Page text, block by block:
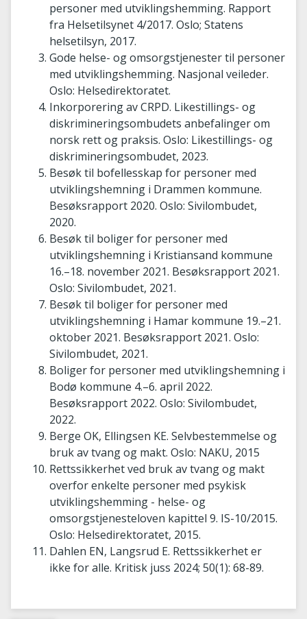
personer med utviklingshemming. Rapport
fra Helsetilsynet 4/2017. Oslo; Statens
helsetilsyn, 2017.
Gode helse- og omsorgstjenester til personer
med utviklingshemming. Nasjonal veileder.
Oslo: Helsedirektoratet.
Inkorporering av CRPD. Likestillings- og
diskrimineringsombudets anbefalinger om
norsk rett og praksis. Oslo: Likestillings- og
diskrimineringsombudet, 2023.
Besøk til bofellesskap for personer med
utviklingshemning i Drammen kommune.
Besøksrapport 2020. Oslo: Sivilombudet,
2020.
Besøk til boliger for personer med
utviklingshemning i Kristiansand kommune
16.–18. november 2021. Besøksrapport 2021.
Oslo: Sivilombudet, 2021.
Besøk til boliger for personer med
utviklingshemning i Hamar kommune 19.–21.
oktober 2021. Besøksrapport 2021. Oslo:
Sivilombudet, 2021.
Boliger for personer med utviklingshemning i
Bodø kommune 4.–6. april 2022.
Besøksrapport 2022. Oslo: Sivilombudet,
2022.
Berge OK, Ellingsen KE. Selvbestemmelse og
bruk av tvang og makt. Oslo: NAKU, 2015
Rettssikkerhet ved bruk av tvang og makt
overfor enkelte personer med psykisk
utviklingshemming - helse- og
omsorgstjenesteloven kapittel 9. IS-10/2015.
Oslo: Helsedirektoratet, 2015.
Dahlen EN, Langsrud E. Rettssikkerhet er
ikke for alle. Kritisk juss 2024; 50(1): 68-89.